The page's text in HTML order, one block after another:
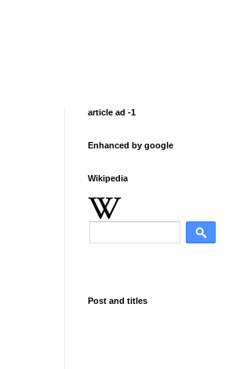
article ad -1
Enhanced by google
Wikipedia
Post and titles